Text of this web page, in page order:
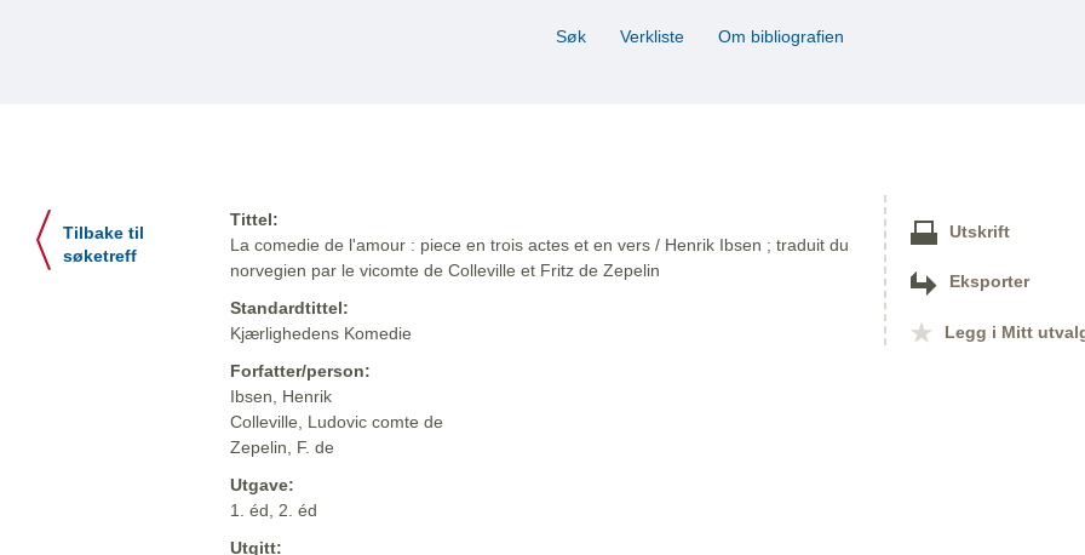
Søk Verkliste Om bibliografien
Tilbake til
søketreff
Tittel:
La comedie de l'amour : piece en trois actes et en vers / Henrik Ibsen ; traduit du
norvegien par le vicomte de Colleville et Fritz de Zepelin
Standardtittel:
Kjærlighedens Komedie
Forfatter/person:
Ibsen, Henrik
Colleville, Ludovic comte de
Zepelin, F. de
Utgave:
1. éd, 2. éd
Utgitt:
Utskrift
Eksporter
Legg i Mitt